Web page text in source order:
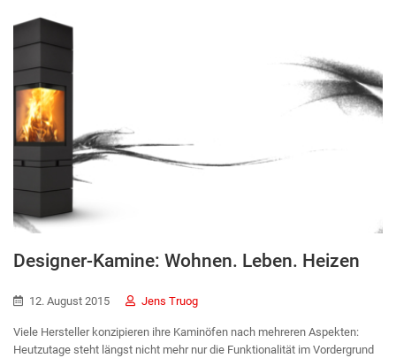
Designer-Kamine: Wohnen. Leben. Heizen
12. August 2015 Jens Truog
Viele Hersteller konzipieren ihre Kaminöfen nach mehreren Aspekten:
Heutzutage steht längst nicht mehr nur die Funktionalität im Vordergrund